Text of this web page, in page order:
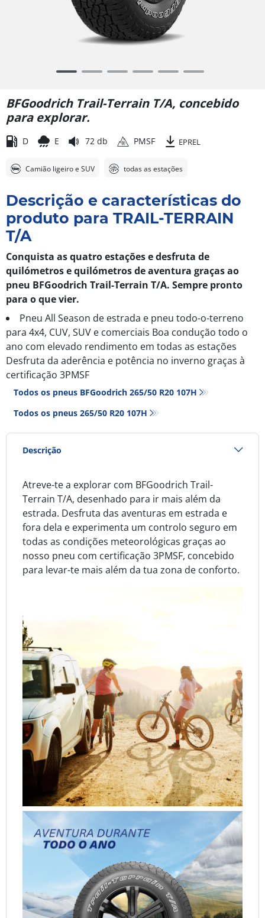
of
6
BFGoodrich Trail-Terrain T/A, concebido
para explorar.
D E 72 db PMSF EPREL
Camião ligeiro e SUV todas as estações
Descrição e características do
produto para TRAIL-TERRAIN
T/A
Conquista as quatro estações e desfruta de
quilómetros e quilómetros de aventura graças ao
pneu BFGoodrich Trail-Terrain T/A. Sempre pronto
para o que vier.
Pneu All Season de estrada e pneu todo-o-terreno
para 4x4, CUV, SUV e comerciais Boa condução todo o
ano com elevado rendimento em todas as estações
Desfruta da aderência e potência no inverno graças à
certificação 3PMSF
Todos os pneus BFGoodrich 265/50 R20 107H
Todos os pneus‎ 265/50 R20 107H
Descrição
Atreve-te a explorar com BFGoodrich Trail-
Terrain T/A, desenhado para ir mais além da
estrada. Desfruta das aventuras em estrada e
fora dela e experimenta um controlo seguro em
todas as condições meteorológicas graças ao
nosso pneu com certificação 3PMSF, concebido
para levar-te mais além da tua zona de conforto.